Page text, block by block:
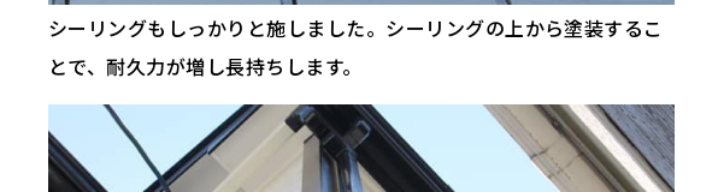
シーリングもしっかりと施しました。シーリングの上から塗装するこ
とで、耐久力が増し長持ちします。